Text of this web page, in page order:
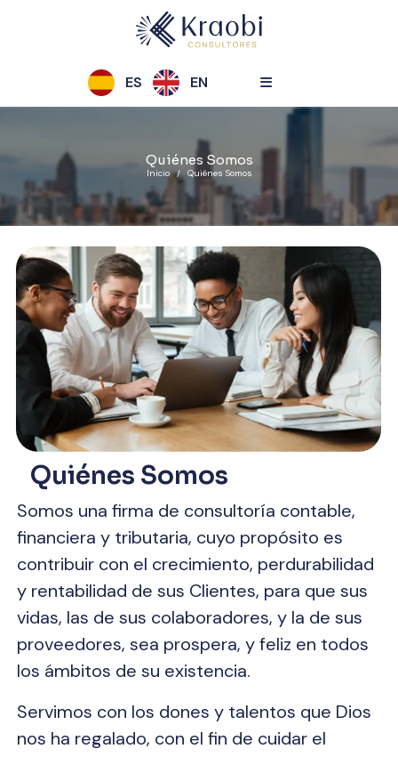
ES EN
Quiénes Somos
Inicio Quiénes Somos
Quiénes Somos
Somos una firma de consultoría contable,
financiera y tributaria, cuyo propósito es
contribuir con el crecimiento, perdurabilidad
y rentabilidad de sus Clientes, para que sus
vidas, las de sus colaboradores, y la de sus
proveedores, sea prospera, y feliz en todos
los ámbitos de su existencia.
Servimos con los dones y talentos que Dios
nos ha regalado, con el fin de cuidar el
(57) 3245627151